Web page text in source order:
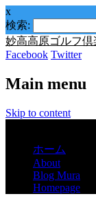
x
検索:
妙高高原ゴルフ
Facebook Twitter
Main menu
Skip to content
ホーム
About
Blog Mura
Homepage